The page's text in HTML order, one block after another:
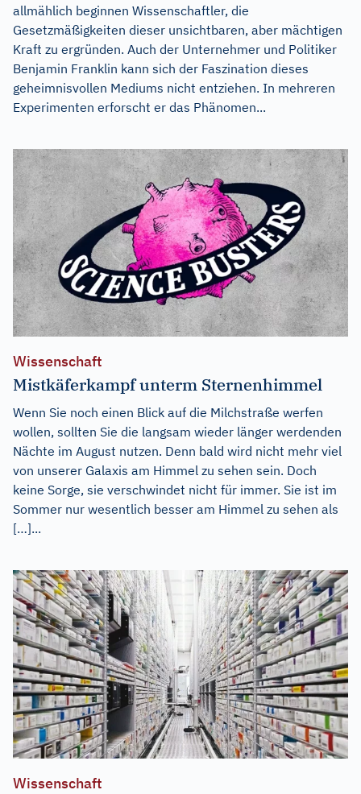
allmählich beginnen Wissenschaftler, die
Gesetzmäßigkeiten dieser unsichtbaren, aber mächtigen
Kraft zu ergründen. Auch der Unternehmer und Politiker
Benjamin Franklin kann sich der Faszination dieses
geheimnisvollen Mediums nicht entziehen. In mehreren
Experimenten erforscht er das Phänomen...
Wissenschaft
Mistkäferkampf unterm Sternenhimmel
Wenn Sie noch einen Blick auf die Milchstraße werfen
wollen, sollten Sie die langsam wieder länger werdenden
Nächte im August nutzen. Denn bald wird nicht mehr viel
von unserer Galaxis am Himmel zu sehen sein. Doch
keine Sorge, sie verschwindet nicht für immer. Sie ist im
Sommer nur wesentlich besser am Himmel zu sehen als
[…]...
Wissenschaft